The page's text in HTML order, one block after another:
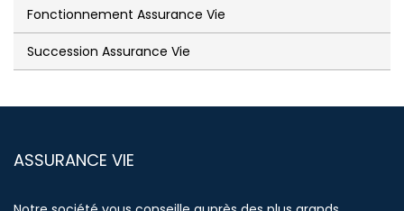
Fonctionnement Assurance Vie
Succession Assurance Vie
ASSURANCE VIE